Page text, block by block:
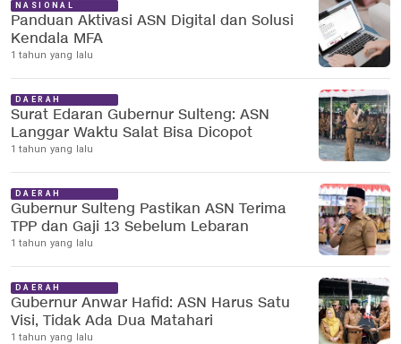
NASIONAL
Panduan Aktivasi ASN Digital dan Solusi
Kendala MFA
1 tahun yang lalu
DAERAH
Surat Edaran Gubernur Sulteng: ASN
Langgar Waktu Salat Bisa Dicopot
1 tahun yang lalu
DAERAH
Gubernur Sulteng Pastikan ASN Terima
TPP dan Gaji 13 Sebelum Lebaran
1 tahun yang lalu
DAERAH
Gubernur Anwar Hafid: ASN Harus Satu
Visi, Tidak Ada Dua Matahari
1 tahun yang lalu